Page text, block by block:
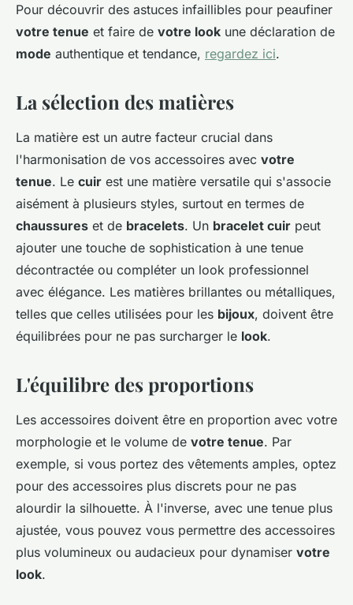
Pour découvrir des astuces infaillibles pour peaufiner
votre tenue et faire de votre look une déclaration de
mode authentique et tendance, regardez ici.
La sélection des matières
La matière est un autre facteur crucial dans
l'harmonisation de vos accessoires avec votre
tenue. Le cuir est une matière versatile qui s'associe
aisément à plusieurs styles, surtout en termes de
chaussures et de bracelets. Un bracelet cuir peut
ajouter une touche de sophistication à une tenue
décontractée ou compléter un look professionnel
avec élégance. Les matières brillantes ou métalliques,
telles que celles utilisées pour les bijoux, doivent être
équilibrées pour ne pas surcharger le look.
L'équilibre des proportions
Les accessoires doivent être en proportion avec votre
morphologie et le volume de votre tenue. Par
exemple, si vous portez des vêtements amples, optez
pour des accessoires plus discrets pour ne pas
alourdir la silhouette. À l'inverse, avec une tenue plus
ajustée, vous pouvez vous permettre des accessoires
plus volumineux ou audacieux pour dynamiser votre
look.